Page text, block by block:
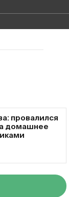
провалился
домашнее